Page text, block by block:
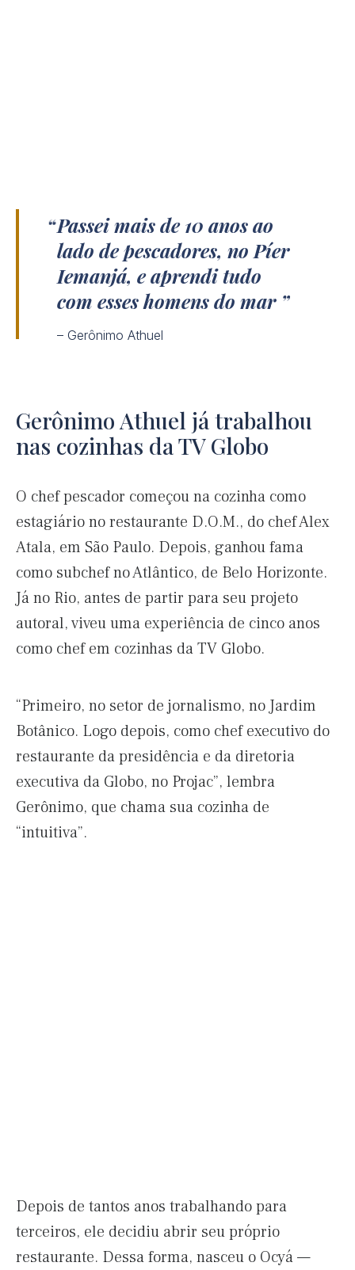
Passei mais de 10 anos ao
lado de pescadores, no Píer
Iemanjá, e aprendi tudo
com esses homens do mar
– Gerônimo Athuel
Gerônimo Athuel já trabalhou
nas cozinhas da TV Globo
O chef pescador começou na cozinha como
estagiário no restaurante D.O.M., do chef Alex
Atala, em São Paulo. Depois, ganhou fama
como subchef no Atlântico, de Belo Horizonte.
Já no Rio, antes de partir para seu projeto
autoral, viveu uma experiência de cinco anos
como chef em cozinhas da TV Globo.
“Primeiro, no setor de jornalismo, no Jardim
Botânico. Logo depois, como chef executivo do
restaurante da presidência e da diretoria
executiva da Globo, no Projac”, lembra
Gerônimo, que chama sua cozinha de
“intuitiva”.
Depois de tantos anos trabalhando para
terceiros, ele decidiu abrir seu próprio
restaurante. Dessa forma, nasceu o Ocyá —